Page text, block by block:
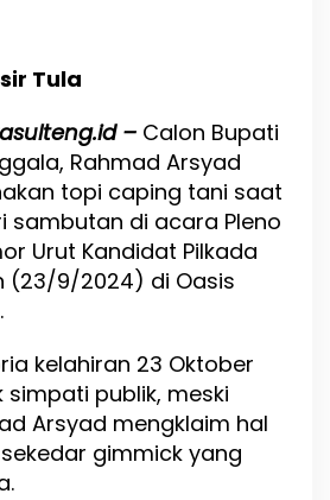
g
l
a
R
a
h
m
a
r
s
y
a
d
Tula
– Calon Bupati
Rahmad Arsyad
topi caping tani saat
sambutan di acara Pleno
Urut Kandidat Pilkada
(23/9/2024) di Oasis
kelahiran 23 Oktober
simpati publik, meski
Arsyad mengklaim hal
gimmick yang